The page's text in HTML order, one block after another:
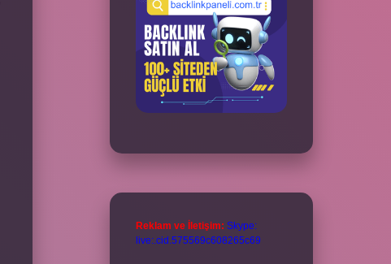
Reklam ve İletişim: Skype:
live:.cid.575569c608265c69